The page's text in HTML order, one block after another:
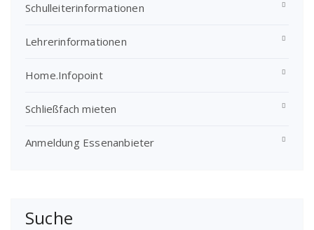
Schulleiterinformationen
Lehrerinformationen
Home.Infopoint
Schließfach mieten
Anmeldung Essenanbieter
Suche